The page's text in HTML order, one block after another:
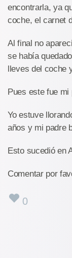
encontrarla, ya
coche, el carnet
Al final no
se había
lleves del coche
Pues este fue mi
Yo estuve
años y mi padre
Esto sucedió en
Comentar por
0